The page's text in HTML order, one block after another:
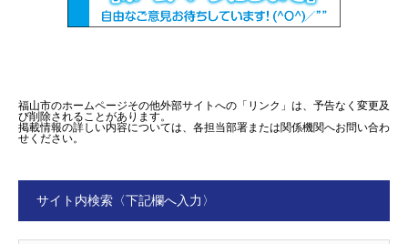
福山市のホームページその他外部サイトへの「リンク」は、予告なく変更及
び削除されることがあります。
掲載情報の詳しい内容については、各担当部署または関係機関へお問い合わ
せください。
サイト内検索〈下記欄へ入力〉